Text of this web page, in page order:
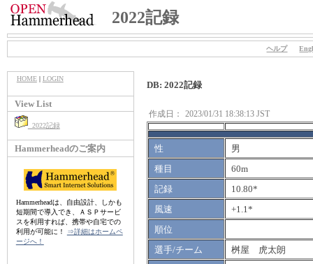
2022記録
ヘルプ
HOME| LOGIN
View List
2022記録
Hammerheadのご案内
Hammerheadは、自由設計、しかも
短期間で導入でき、ＡＳＰサービ
スを利用すれば、携帯や自宅での
利用が可能に！
⇒詳細はホームペ
ージへ！
DB: 2022記録
作成日： 2023/01/31 18:38:13 JST
性
男
種目
60m
記録
10.80*
風速
+1.1*
順位
選手/チーム
桝屋 虎太朗